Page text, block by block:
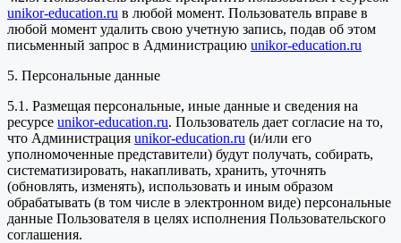
unikor-education.ru в любой момент. Пользователь вправе в
любой момент удалить свою учетную запись, подав об этом
письменный запрос в Администрацию unikor-education.ru
5. Персональные данные
5.1. Размещая персональные, иные данные и сведения на
ресурсе unikor-education.ru. Пользователь дает согласие на то,
что Администрация unikor-education.ru (и/или его
уполномоченные представители) будут получать, собирать,
систематизировать, накапливать, хранить, уточнять
(обновлять, изменять), использовать и иным образом
обрабатывать (в том числе в электронном виде) персональные
данные Пользователя в целях исполнения Пользовательского
соглашения.